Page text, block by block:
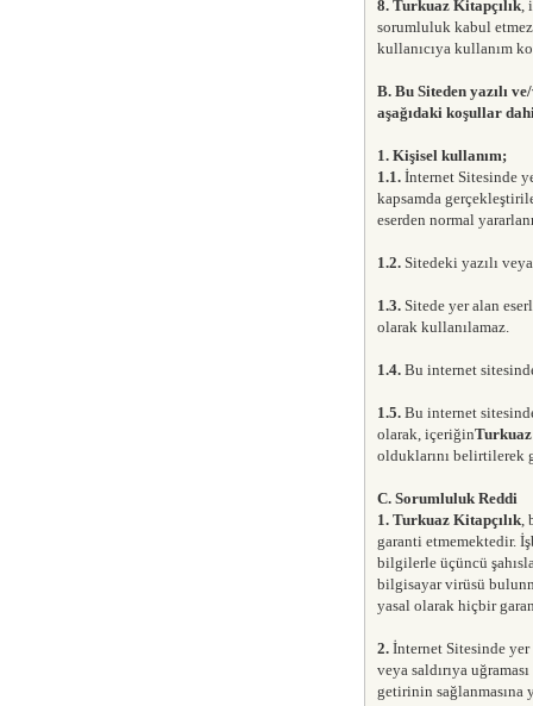
8. Turkuaz Kitapçılık,
sorumluluk kabul
kullanıcıya kullanım
B. Bu Siteden yazılı
aşağıdaki koşullar
1. Kişisel kullanım;
1.1. İnternet Sitesinde
kapsamda
eserden normal
1.2. Sitedeki yazılı
1.3. Sitede yer alan
olarak kullanılamaz.
1.4. Bu internet
1.5. Bu internet
olarak, içeriğin
olduklarını belirtilerek
C. Sorumluluk Reddi
1. Turkuaz Kitapçılık,
garanti etmemektedir.
bilgilerle üçüncü
bilgisayar virüsü
yasal olarak hiçbir
2. İnternet Sitesinde yer
veya saldırıya
getirinin